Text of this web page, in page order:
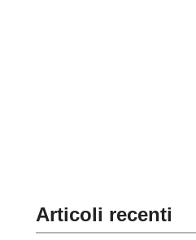
Articoli recenti